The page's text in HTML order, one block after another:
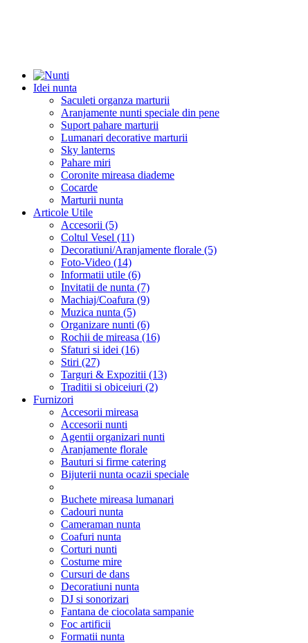
Idei nunta
Saculeti organza marturii
Aranjamente nunti speciale din pene
Suport pahare marturii
Lumanari decorative marturii
Sky lanterns
Pahare miri
Coronite mireasa diademe
Cocarde
Marturii nunta
Articole Utile
Accesorii (5)
Coltul Vesel (11)
Decoratiuni/Aranjamente florale (5)
Foto-Video (14)
Informatii utile (6)
Invitatii de nunta (7)
Machiaj/Coafura (9)
Muzica nunta (5)
Organizare nunti (6)
Rochii de mireasa (16)
Sfaturi si idei (16)
Stiri (27)
Targuri & Expozitii (13)
Traditii si obiceiuri (2)
Furnizori
Accesorii mireasa
Accesorii nunti
Agentii organizari nunti
Aranjamente florale
Bauturi si firme catering
Bijuterii nunta ocazii speciale
Buchete mireasa lumanari
Cadouri nunta
Cameraman nunta
Coafuri nunta
Corturi nunti
Costume mire
Cursuri de dans
Decoratiuni nunta
DJ si sonorizari
Fantana de ciocolata sampanie
Foc artificii
Formatii nunta